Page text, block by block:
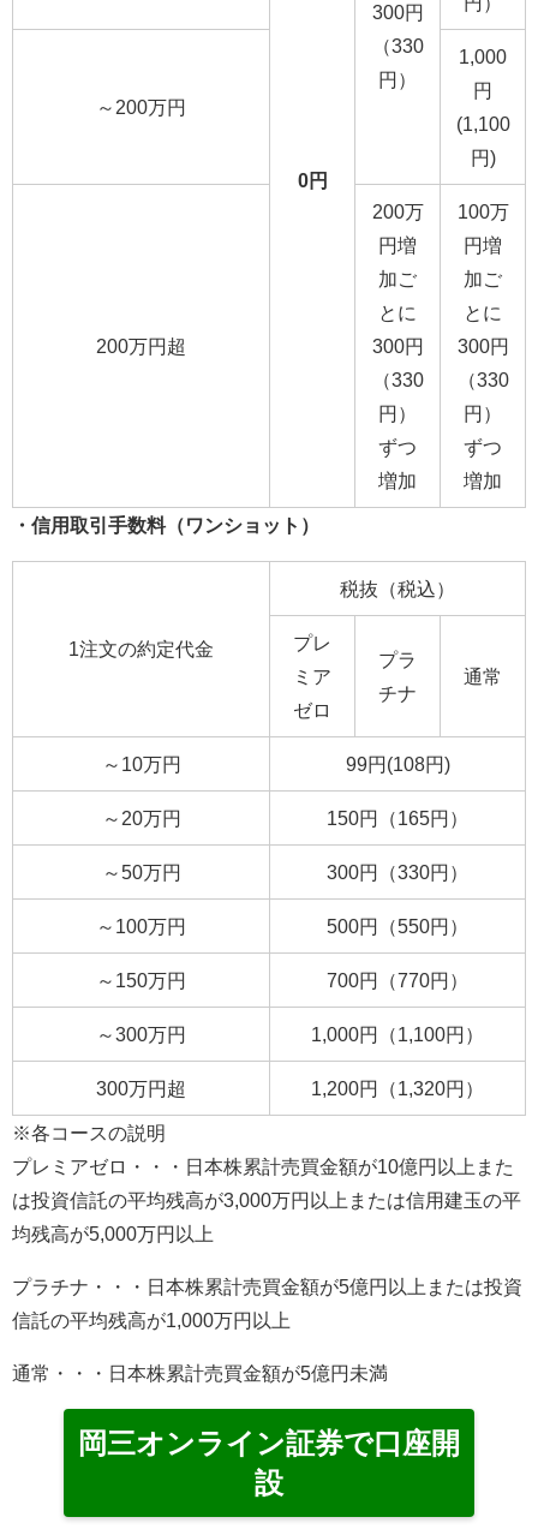
0円
300円
（330
円）
～200万円
1,000
円
(1,100
円)
200万円超
200万
円増
加ご
とに
300円
（330
円）
ずつ
増加
100万
円増
加ご
とに
300円
（330
円）
ずつ
増加
・信用取引手数料（ワンショット）
1注文の約定代金
税抜（税込）
プレ
ミア
ゼロ
プラ
チナ
通常
～10万円 99円(108円)
～20万円 150円（165円）
～50万円 300円（330円）
～100万円 500円（550円）
～150万円 700円（770円）
～300万円 1,000円（1,100円）
300万円超 1,200円（1,320円）
※各コースの説明
プレミアゼロ・・・日本株累計売買金額が10億円以上また
は投資信託の平均残高が3,000万円以上または信用建玉の平
均残高が5,000万円以上
プラチナ・・・日本株累計売買金額が5億円以上または投資
信託の平均残高が1,000万円以上
通常・・・日本株累計売買金額が5億円未満
岡三オンライン証券で口座開
設